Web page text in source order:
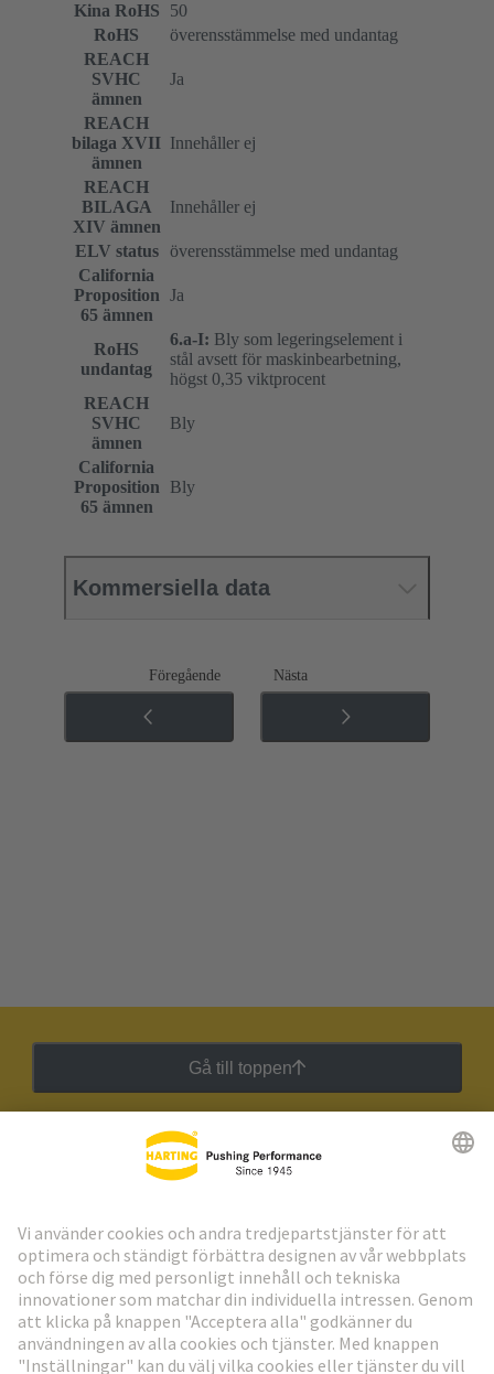
Kina RoHS
50
RoHS
överensstämmelse med undantag
REACH
SVHC
ämnen
Ja
REACH
bilaga XVII
ämnen
Innehåller ej
REACH
BILAGA
XIV ämnen
Innehåller ej
ELV status
överensstämmelse med undantag
California
Proposition
65 ämnen
Ja
RoHS
undantag
6.a-I: Bly som legeringselement i
stål avsett för maskinbearbetning,
högst 0,35 viktprocent
REACH
SVHC
ämnen
Bly
California
Proposition
65 ämnen
Bly
Kommersiella data
Föregående Nästa
Gå till toppen
HARTING:s nyhetsbrev
Gå till registrering
Social Media